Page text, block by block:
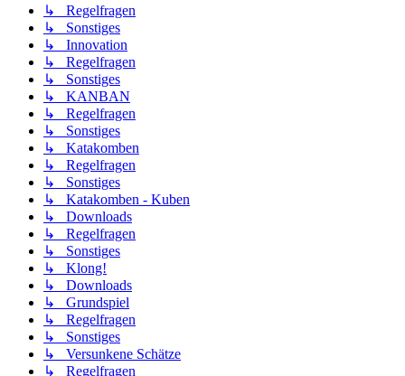
↳ Regelfragen
↳ Sonstiges
↳ Innovation
↳ Regelfragen
↳ Sonstiges
↳ KANBAN
↳ Regelfragen
↳ Sonstiges
↳ Katakomben
↳ Regelfragen
↳ Sonstiges
↳ Katakomben - Kuben
↳ Downloads
↳ Regelfragen
↳ Sonstiges
↳ Klong!
↳ Downloads
↳ Grundspiel
↳ Regelfragen
↳ Sonstiges
↳ Versunkene Schätze
↳ Regelfragen